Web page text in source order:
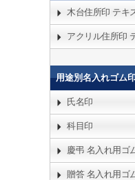
木台住所印 テキ
アクリル住所印
用途別名入れゴム
氏名印
科目印
慶弔 名入れ用ゴ
贈答 名入れ用ゴ